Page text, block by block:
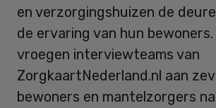
en verzorgingshuizen de
de ervaring van hun
vroegen interviewteams van
ZorgkaartNederland.nl aan
bewoners en mantelzorgers